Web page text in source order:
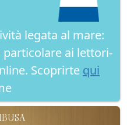
legata al mare:
ai lettori-
Scoprirte qui